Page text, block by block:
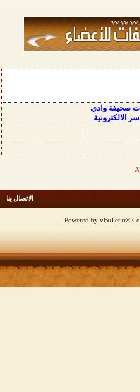
صحيفة وادي
الالكترونية
الاتصال بنا -
Powered by vBulletin®